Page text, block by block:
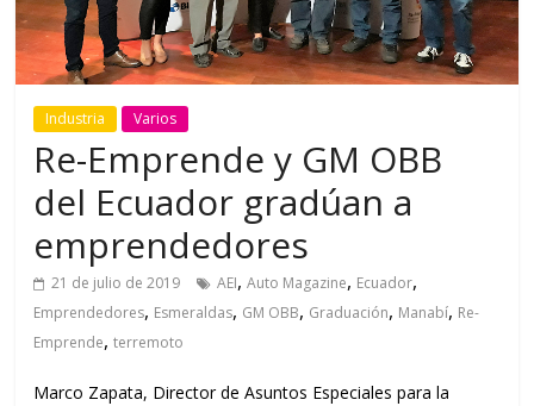
Industria Varios
Re-Emprende y GM OBB
del Ecuador gradúan a
emprendedores
21 de julio de 2019 AEI,Auto Magazine, Ecuador,
Emprendedores, Esmeraldas, GM OBB, Graduación, Manabí, Re-
Emprende,terremoto
Marco Zapata, Director de Asuntos Especiales para la